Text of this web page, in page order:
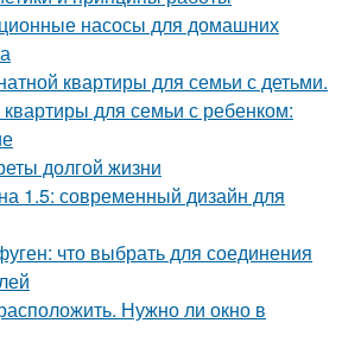
насосы для домашних
квартиры для семьи с детьми.
для семьи с ребенком:
долгой жизни
1.5: современный дизайн для
что выбрать для соединения
Нужно ли окно в